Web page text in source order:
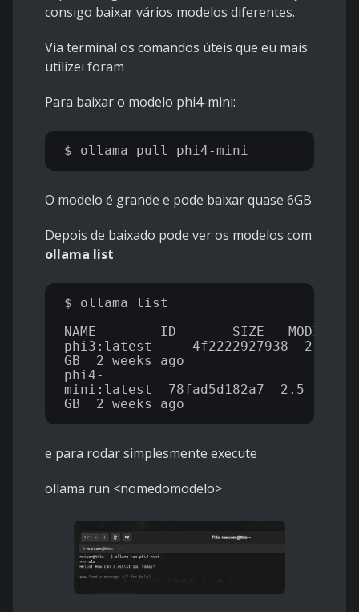
consigo baixar vários modelos diferentes.
Via terminal os comandos úteis que eu mais
utilizei foram
Para baixar o modelo phi4-mini:
O modelo é grande e pode baixar quase 6GB
Depois de baixado pode ver os modelos com
ollama list
$ ollama list
NAME        ID       SIZE
phi3:latest     4f2222927938  2.2
GB  2 weeks ago
phi4-
mini:latest  78fad5d182a7  2.5
e para rodar simplesmente execute
ollama run <nomedomodelo>